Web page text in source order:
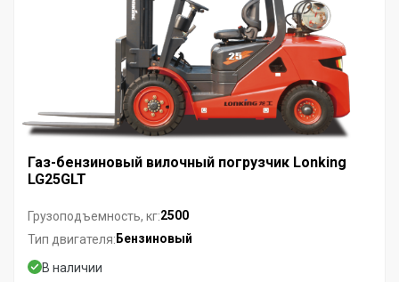
Газ-бензиновый вилочный погрузчик Lonking
LG25GLT
Грузоподъемность, кг:2500
Тип двигателя: Бензиновый
В наличии